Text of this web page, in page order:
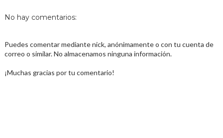
No hay comentarios:
Puedes comentar mediante nick, anónimamente o con tu cuenta de
correo o similar. No almacenamos ninguna información.
¡Muchas gracias por tu comentario!